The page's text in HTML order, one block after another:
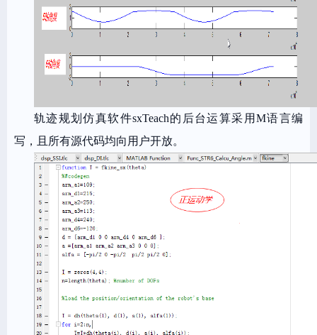
轨迹规划仿真软件sxTeach的后台运算采用M语言编
写，且所有源代码均向用户开放。